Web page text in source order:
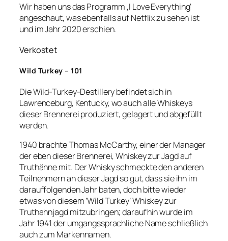
Wir haben uns das Programm ‚I Love Everything‘
angeschaut, was ebenfalls auf Netflix zu sehen ist
und im Jahr 2020 erschien.
Verkostet
Wild Turkey – 101
Die Wild-Turkey-Destillery befindet sich in
Lawrenceburg, Kentucky, wo auch alle Whiskeys
dieser Brennerei produziert, gelagert und abgefüllt
werden.
1940 brachte Thomas McCarthy, einer der Manager
der eben dieser Brennerei, Whiskey zur Jagd auf
Truthähne mit. Der Whisky schmeckte den anderen
Teilnehmern an dieser Jagd so gut, dass sie ihn im
darauffolgenden Jahr baten, doch bitte wieder
etwas von diesem ‘Wild Turkey’ Whiskey zur
Truthahnjagd mitzubringen; daraufhin wurde im
Jahr 1941 der umgangssprachliche Name schließlich
auch zum Markennamen.